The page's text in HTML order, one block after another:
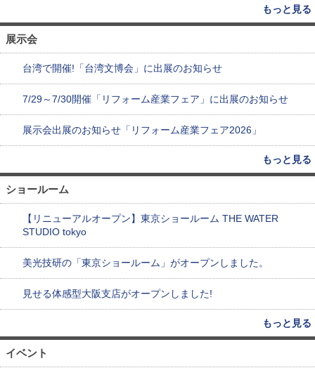
もっと見る
展示会
台湾で開催!「台湾文博会」に出展のお知らせ
7/29～7/30開催「リフォーム産業フェア」に出展のお知らせ
展示会出展のお知らせ「リフォーム産業フェア2026」
もっと見る
ショールーム
【リニューアルオープン】東京ショールーム THE WATER
STUDIO tokyo
美光技研の「東京ショールーム」がオープンしました。
見せる体感型大阪支店がオープンしました!
もっと見る
イベント